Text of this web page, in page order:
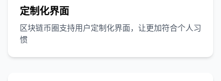
定制化界面
区块链币圈支持用户定制化界面，让更加符合个人习
惯